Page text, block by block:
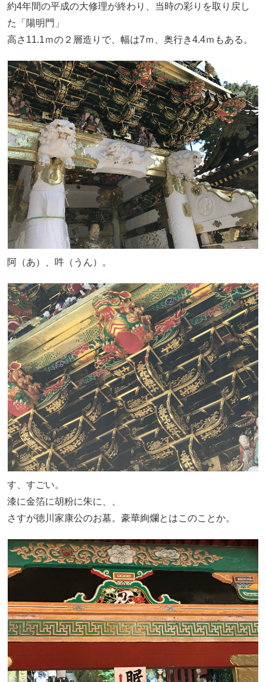
約4年間の平成の大修理が終わり、当時の彩りを取り戻し
た「陽明門」
高さ11.1ｍの２層造りで、幅は7ｍ、奥行き4.4ｍもある。
阿（あ）、吽（うん）。
す、すごい。
漆に金箔に胡粉に朱に、、
さすが徳川家康公のお墓。豪華絢爛とはこのことか。